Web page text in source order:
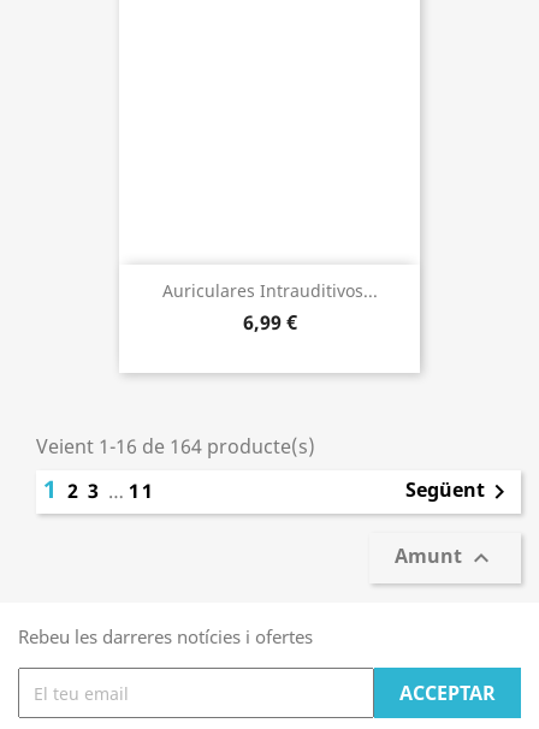
Auriculares Intrauditivos...
6,99 €
Veient 1-16 de 164 producte(s)
1 2 3 … 11 Següent 
Amunt 
Rebeu les darreres notícies i ofertes